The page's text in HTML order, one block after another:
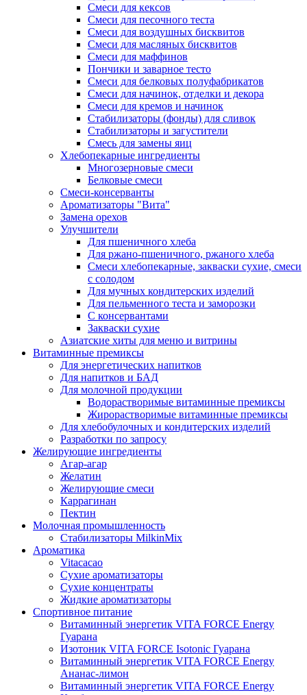
Смеси для кексов
Смеси для песочного теста
Смеси для воздушных бисквитов
Смеси для масляных бисквитов
Смеси для маффинов
Пончики и заварное тесто
Cмеси для белковых полуфабрикатов
Смеси для начинок, отделки и декора
Смеси для кремов и начинок
Стабилизаторы (фонды) для сливок
Стабилизаторы и загустители
Смесь для замены яиц
Хлебопекарные ингредиенты
Многозерновые смеси
Белковые смеси
Смеси-консерванты
Ароматизаторы "Вита"
Замена орехов
Улучшители
Для пшеничного хлеба
Для ржано-пшеничного, ржаного хлеба
Смеси хлебопекарные, закваски сухие, смеси
с солодом
Для мучных кондитерских изделий
Для пельменного теста и заморозки
С консервантами
Закваски сухие
Азиатские хиты для меню и витрины
Витаминные премиксы
Для энергетических напитков
Для напитков и БАД
Для молочной продукции
Водорастворимые витаминные премиксы
Жирорастворимые витаминные премиксы
Для хлебобулочных и кондитерских изделий
Разработки по запросу
Желирующие ингредиенты
Агар-агар
Желатин
Желирующие смеси
Каррагинан
Пектин
Молочная промышленность
Стабилизаторы MilkinMix
Ароматика
Vitacacao
Сухие ароматизаторы
Сухие концентраты
Жидкие ароматизаторы
Спортивное питание
Витаминный энергетик VITA FORCE Energy
Гуарана
Изотоник VITA FORCE Isotonic Гуарана
Витаминный энергетик VITA FORCE Energy
Ананас-лимон
Витаминный энергетик VITA FORCE Energy